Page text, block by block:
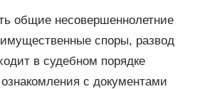
общие несовершеннолетние
споры, развод
в судебном порядке
с документами